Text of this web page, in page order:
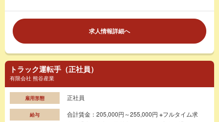
求人情報詳細へ
トラック運転手（正社員）
有限会社 熊谷産業
雇用形態 正社員
給与
合計賃金：205,000円～255,000円 ※フルタイム求